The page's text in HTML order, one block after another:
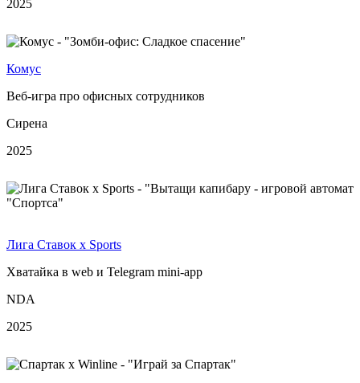
2025
Комус
Веб-игра про офисных сотрудников
Сирена
2025
Лига Ставок х Sports
Хватайка в web и Telegram mini-app
NDA
2025